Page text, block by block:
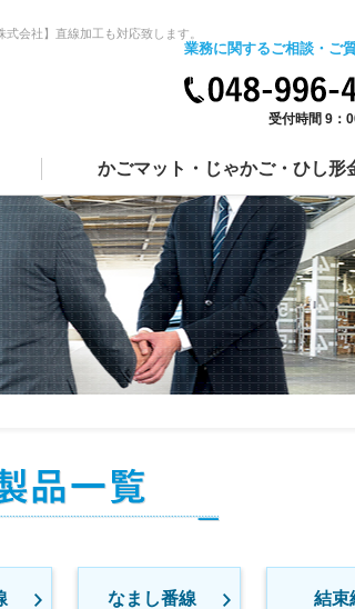
会社】直線加工も対応致します。
業務に関するご相談・ご
受付時間 9：
かごマット・じゃかご・ひし形
なまし番線 結束